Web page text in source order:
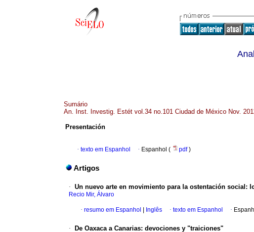
Sumário
An. Inst. Investig. Estét vol.34 no.101 Ciudad de México Nov.
Presentación
· texto em Espanhol · Espanhol ( pdf)
Artigos
· Un nuevo arte en movimiento para la ostentación social :
Recio Mir, Álvaro
· resumo em Espanhol Inglês · texto em Espanhol ·
· De Oaxaca a Canarias: devociones y "traiciones"